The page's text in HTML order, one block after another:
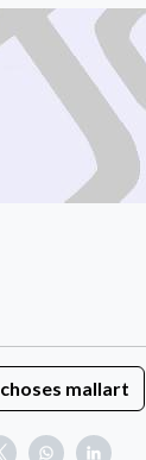
choses mallart